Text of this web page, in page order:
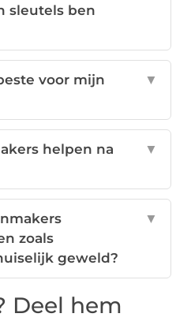
sleutels ben
voor mijn
▼
helpen na
▼
zoals
geweld?
▼
Deel hem